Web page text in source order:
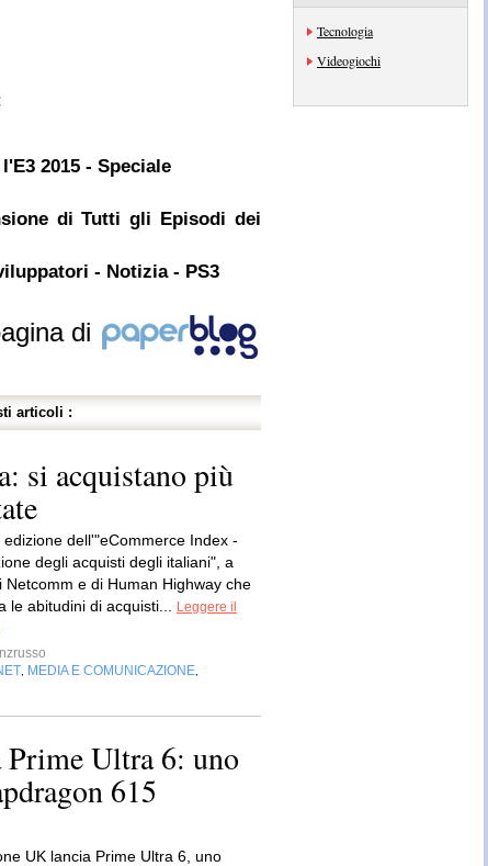
2015 - Speciale
di Tutti gli Episodi dei
- Notizia - PS3
di
articoli :
si acquistano più
edizione dell'"eCommerce Index -
degli acquisti degli italiani", a
Netcomm e di Human Highway che
le abitudini di acquisti...
Leggere il
MEDIA E COMUNICAZIONE
Ultra 6: uno
615
UK lancia Prime Ultra 6, uno
Tecnologia
Videogiochi